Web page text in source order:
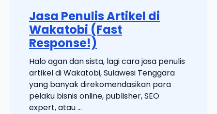
Jasa Penulis Artikel di
Wakatobi (Fast
Response!)
Halo agan dan sista, lagi cara jasa penulis
artikel di Wakatobi, Sulawesi Tenggara
yang banyak direkomendasikan para
pelaku bisnis online, publisher, SEO
expert, atau ...